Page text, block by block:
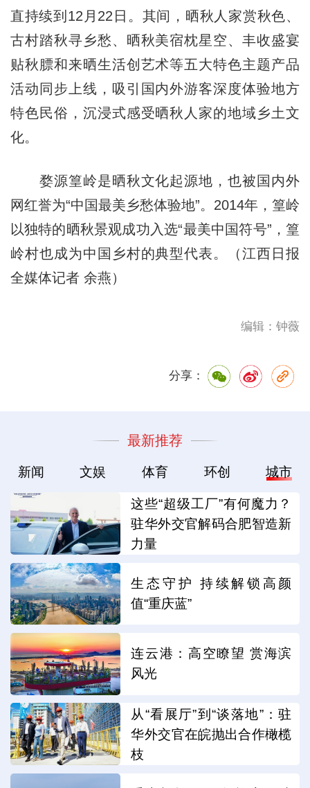
直持续到12月22日。其间，晒秋人家赏秋色、
古村踏秋寻乡愁、晒秋美宿枕星空、丰收盛宴
贴秋膘和来晒生活创艺术等五大特色主题产品
活动同步上线，吸引国内外游客深度体验地方
特色民俗，沉浸式感受晒秋人家的地域乡土文
化。
婺源篁岭是晒秋文化起源地，也被国内外
网红誉为“中国最美乡愁体验地”。2014年，篁岭
以独特的晒秋景观成功入选“最美中国符号”，篁
岭村也成为中国乡村的典型代表。（江西日报
全媒体记者 余燕）
编辑：钟薇
分享：
最新推荐
新闻 文娱 体育 环创 城市
这些“超级工厂”有何魔力？
驻华外交官解码合肥智造新
力量
生态守护 持续解锁高颜
值“重庆蓝”
连云港：高空瞭望 赏海滨
风光
从“看展厅”到“谈落地”：驻
华外交官在皖抛出合作橄榄
枝